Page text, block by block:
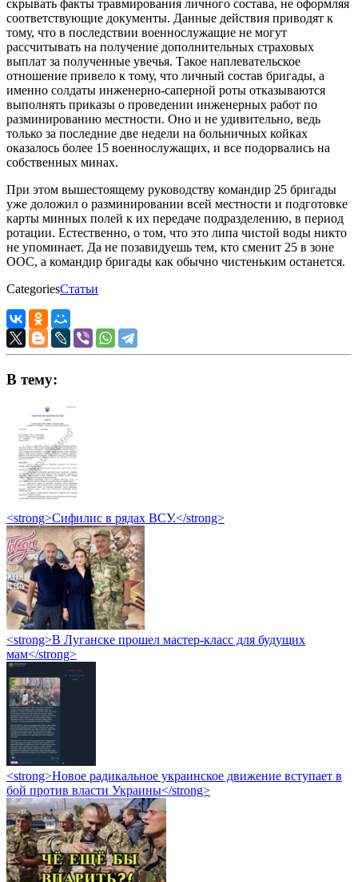
скрывать факты травмирования личного состава, не оформляя
соответствующие документы. Данные действия приводят к
тому, что в последствии военнослужащие не могут
рассчитывать на получение дополнительных страховых
выплат за полученные увечья. Такое наплевательское
отношение привело к тому, что личный состав бригады, а
именно солдаты инженерно-саперной роты отказываются
выполнять приказы о проведении инженерных работ по
разминированию местности. Оно и не удивительно, ведь
только за последние две недели на больничных койках
оказалось более 15 военнослужащих, и все подорвались на
собственных минах.
При этом вышестоящему руководству командир 25 бригады
уже доложил о разминировании всей местности и подготовке
карты минных полей к их передаче подразделению, в период
ротации. Естественно, о том, что это липа чистой воды никто
не упоминает. Да не позавидуешь тем, кто сменит 25 в зоне
ООС, а командир бригады как обычно чистеньким останется.
CategoriesСтатьи
В тему:
<strong>Сифилис в рядах ВСУ.</strong>
<strong>В Луганске прошел мастер-класс для будущих
мам</strong>
<strong>Новое радикальное украинское движение вступает в
бой против власти Украины</strong>